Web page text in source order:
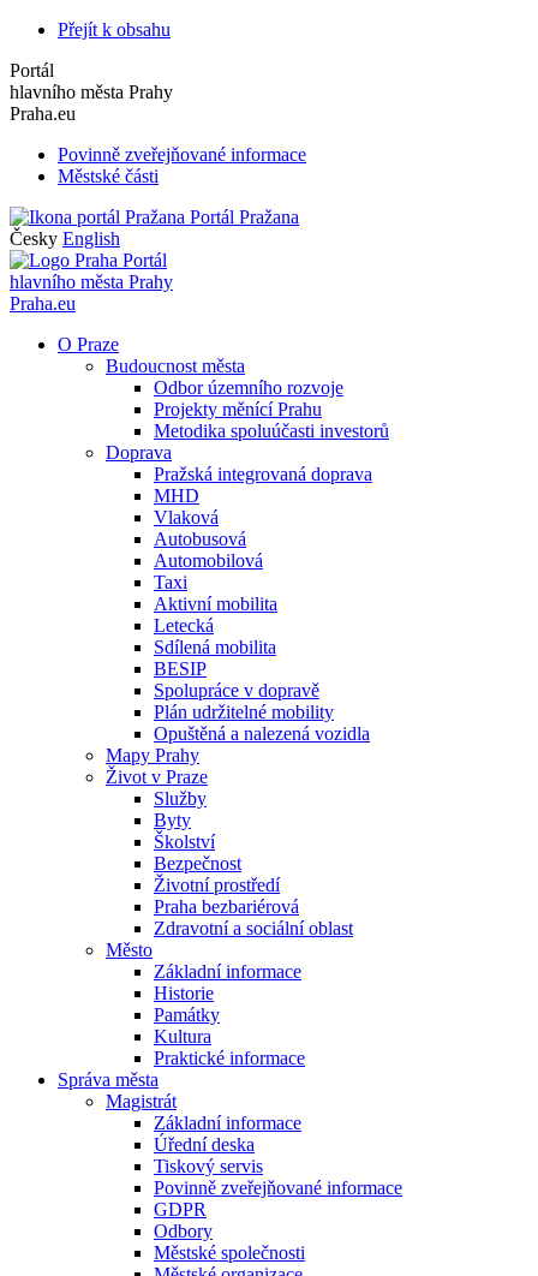
Přejít k obsahu
Portál
hlavního města Prahy
Praha.eu
Povinně zveřejňované informace
Městské části
Portál Pražana
Česky English
Portál
hlavního města Prahy
Praha.eu
O Praze
Budoucnost města
Odbor územního rozvoje
Projekty měnící Prahu
Metodika spoluúčasti investorů
Doprava
Pražská integrovaná doprava
MHD
Vlaková
Autobusová
Automobilová
Taxi
Aktivní mobilita
Letecká
Sdílená mobilita
BESIP
Spolupráce v dopravě
Plán udržitelné mobility
Opuštěná a nalezená vozidla
Mapy Prahy
Život v Praze
Služby
Byty
Školství
Bezpečnost
Životní prostředí
Praha bezbariérová
Zdravotní a sociální oblast
Město
Základní informace
Historie
Památky
Kultura
Praktické informace
Správa města
Magistrát
Základní informace
Úřední deska
Tiskový servis
Povinně zveřejňované informace
GDPR
Odbory
Městské společnosti